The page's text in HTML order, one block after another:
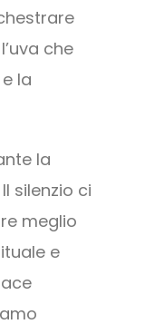
che
la
la
silenzio ci
meglio
e